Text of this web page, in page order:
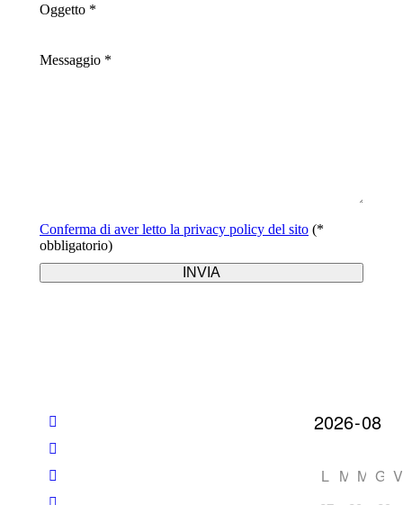
Oggetto *
Messaggio *
Conferma di aver letto la privacy policy del sito (*
obbligatorio)
L M M G V